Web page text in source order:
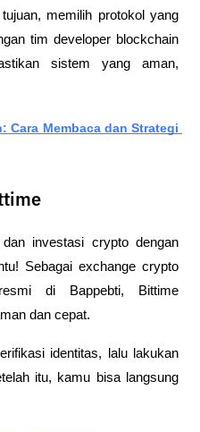
memilih protokol yang
tim developer blockchain
sistem yang aman,
Cara Membaca dan Strategi
dan investasi crypto dengan
Sebagai exchange crypto
di Bappebti, Bittime
dan cepat.
identitas, lalu lakukan
itu, kamu bisa langsung